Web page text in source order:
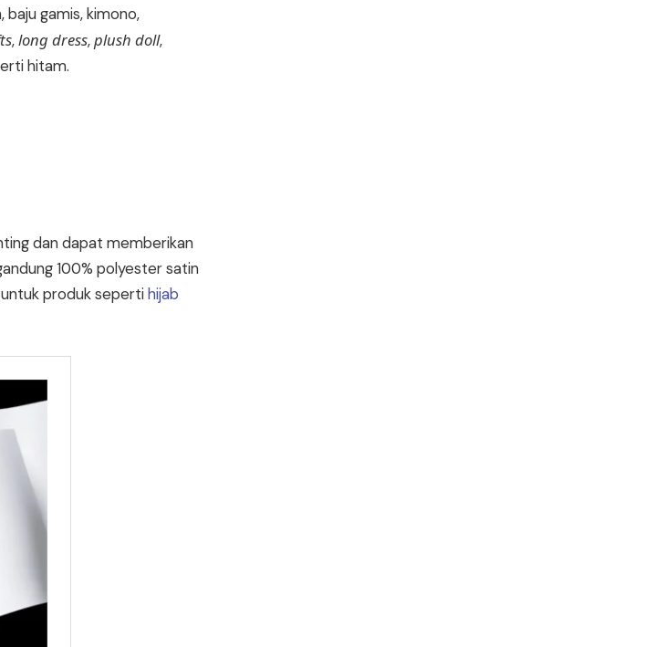
gamis, kimono,
,long dress,plush doll,
hitam.
dan dapat memberikan
100% polyester satin
untuk produk seperti hijab